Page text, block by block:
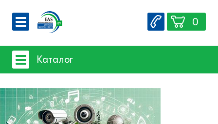
О компании
Вакансии
Контакты
0
Каталог
Системы видеонаблюдения
- iFLOW
- SpaceTechnology